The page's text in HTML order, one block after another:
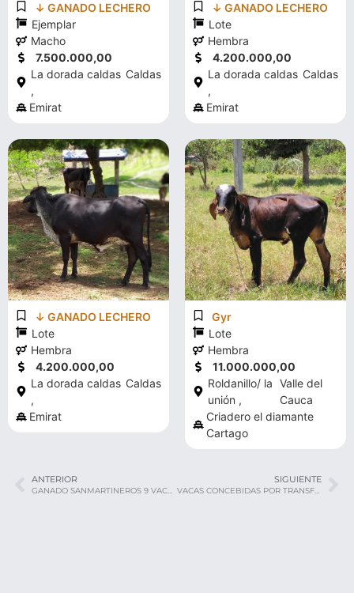
↓ GANADO LECHERO
Ejemplar
Macho
7.500.000,00
La dorada caldas
,
Caldas
Emirat
↓ GANADO LECHERO
Lote
Hembra
4.200.000,00
La dorada caldas
,
Caldas
Emirat
↓ GANADO LECHERO
Lote
Hembra
4.200.000,00
La dorada caldas
,
Caldas
Emirat
Gyr
Lote
Hembra
11.000.000,00
Roldanillo/ la
unión ,
Valle del
Cauca
Criadero el diamante
Cartago
ANTERIOR
GANADO SANMARTINEROS 9 VACAS PURAS REGISTRADAS PREÑADAS Y UN TORO PURO REGISTRADO
SIGUIENTE
VACAS CONCEBIDAS POR TRANSFERENCIA DE EMBRIONES F1 JERSEY X GYR LECHEROTodas las caracteristicas del Ganado JERSEY Y las Habilidades del Ganado GYR, EXPRESADAS EN ESTAS GYRSEY. ️ADAPTADAS A TROPICO BAJO…. ️UBRES PERFECTAS. ️PEZONES MEJORADOS. ️EXCELENTE PRODUCCION DE SOLIDOS. ️MEJOR PROTEINA. ️LECHE CON MUCHO VALOR AGREGADO. Y MUCHAS CARACTERISTICAS MAS!!!